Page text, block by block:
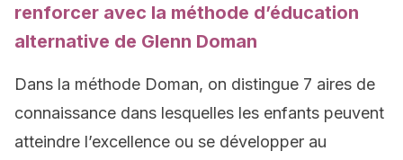
renforcer avec la méthode d’éducation
alternative de Glenn Doman
Dans la méthode Doman, on distingue 7 aires de
connaissance dans lesquelles les enfants peuvent
atteindre l’excellence ou se développer au